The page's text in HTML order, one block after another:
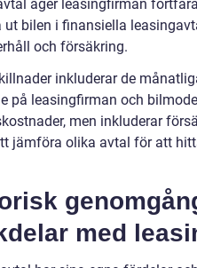
äger leasingfirman
ut bilen i finansiella
och försäkring.
inkluderar de
på leasingfirman och
men inkluderar
jämföra olika avtal för att
med